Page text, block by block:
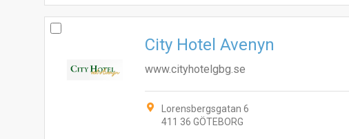
City Hotel Avenyn
www.cityhotelgbg.se
Lorensbergsgatan 6
411 36 GÖTEBORG